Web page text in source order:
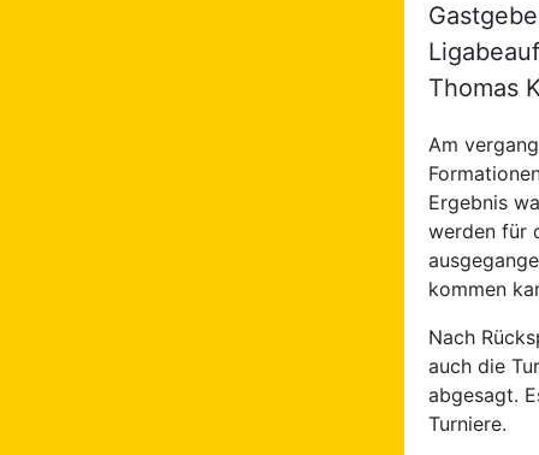
Thomas
Am
Ergebnis
werden für
kommen
Nach
auch die
abgesagt.
Turniere.